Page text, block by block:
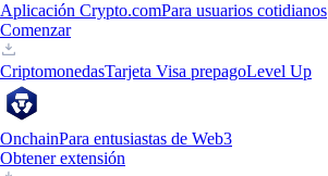
Aplicación Crypto.comPara usuarios cotidianos
Comenzar
CriptomonedasTarjeta Visa prepagoLevel Up
OnchainPara entusiastas de Web3
Obtener extensión